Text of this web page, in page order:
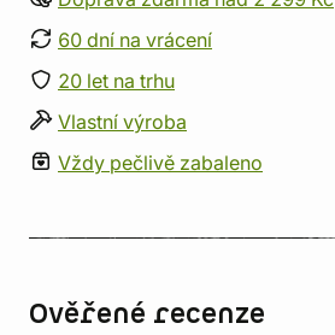
60 dní na vrácení
20 let na trhu
Vlastní výroba
Vždy pečlivě zabaleno
Ověřené recenze